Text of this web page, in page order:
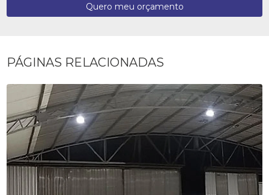
Quero meu orçamento
PÁGINAS RELACIONADAS